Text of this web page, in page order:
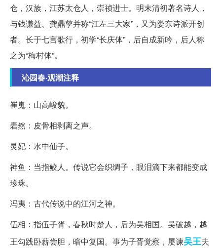
仓，汉族，江苏太仓人，崇祯进士。明末清初著名诗人，
与钱谦益、龚鼎孳并称“江左三大家”，又为娄东诗派开创
者。长于七言歌行，初学“长庆体”，后自成新吟，后人称
之为“梅村体”。
沁园春·观潮注释
崔嵬：山高峻貌。
砉然：皮骨相剥离之声。
灵妃：水中仙子。
神鱼：当指鲛人。传说它会织绸子，眼泪滴下来都能变成
珍珠。
冯夷：古代传说中的江河之神。
伍相：指伍子胥，春秋时楚人，后为吴相国。吴破越，越
王勾践卧薪尝胆，暗中复国。事为子胥觉察，屡谏吴王夫